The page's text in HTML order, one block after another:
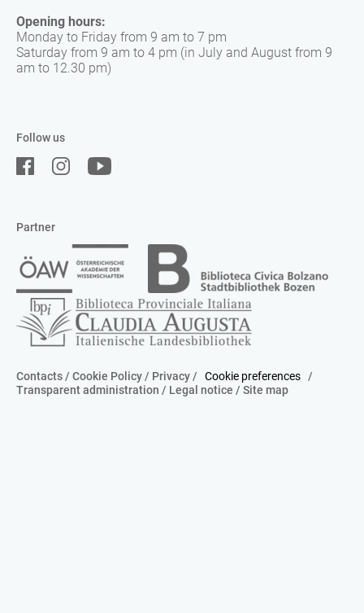
Follow us
Opening hours:
Monday to Friday from 9 am to 7 pm
Saturday from 9 am to 4 pm (in July and August from 9
am to 12.30 pm)
Partner
Contacts/ Cookie Policy/ Privacy/ Cookie preferences /
Transparent administration / Legal notice / Site map